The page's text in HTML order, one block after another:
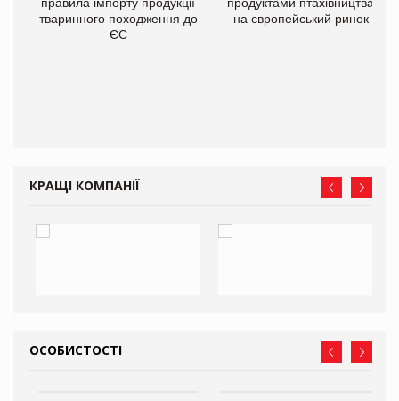
тваринного походження до
ЄС
на європейський ринок
КРАЩІ КОМПАНІЇ
ОСОБИСТОСТІ